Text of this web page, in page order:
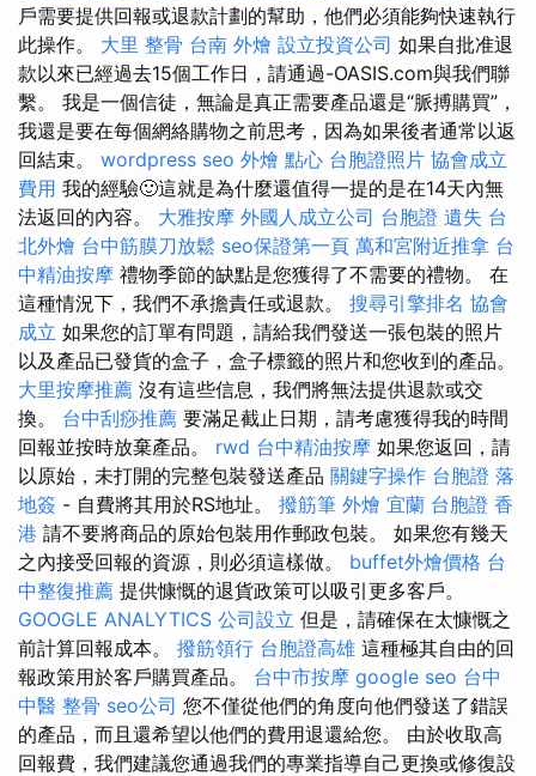
戶需要提供回報或退款計劃的幫助，他們必須能夠快速執行
此操作。 大里 整骨 台南 外燴 設立投資公司 如果自批准退
款以來已經過去15個工作日，請通過-OASIS.com與我們聯
繫。 我是一個信徒，無論是真正需要產品還是“脈搏購買”，
我還是要在每個網絡購物之前思考，因為如果後者通常以返
回結束。 wordpress seo 外燴 點心 台胞證照片 協會成立
費用 我的經驗🙂這就是為什麼還值得一提的是在14天內無
法返回的內容。 大雅按摩 外國人成立公司 台胞證 遺失 台
北外燴 台中筋膜刀放鬆 seo保證第一頁 萬和宮附近推拿 台
中精油按摩 禮物季節的缺點是您獲得了不需要的禮物。 在
這種情況下，我們不承擔責任或退款。 搜尋引擎排名 協會
成立 如果您的訂單有問題，請給我們發送一張包裝的照片
以及產品已發貨的盒子，盒子標籤的照片和您收到的產品。
大里按摩推薦 沒有這些信息，我們將無法提供退款或交
換。 台中刮痧推薦 要滿足截止日期，請考慮獲得我的時間
回報並按時放棄產品。 rwd 台中精油按摩 如果您返回，請
以原始，未打開的完整包裝發送產品 關鍵字操作 台胞證 落
地簽 - 自費將其用於RS地址。 撥筋筆 外燴 宜蘭 台胞證 香
港 請不要將商品的原始包裝用作郵政包裝。 如果您有幾天
之內接受回報的資源，則必須這樣做。 buffet外燴價格 台
中整復推薦 提供慷慨的退貨政策可以吸引更多客戶。
GOOGLE ANALYTICS 公司設立 但是，請確保在太慷慨之
前計算回報成本。 撥筋領行 台胞證高雄 這種極其自由的回
報政策用於客戶購買產品。 台中市按摩 google seo 台中
中醫 整骨 seo公司 您不僅從他們的角度向他們發送了錯誤
的產品，而且還希望以他們的費用退還給您。 由於收取高
回報費，我們建議您通過我們的專業指導自己更換或修復設